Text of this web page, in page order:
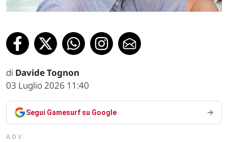
di Davide Tognon
03 Luglio 2026 11:40
Segui Gamesurf su Google
ADV